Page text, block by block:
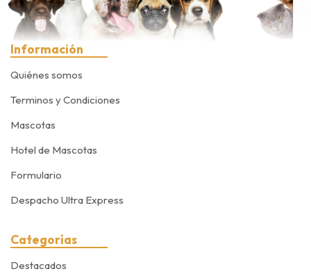
Información
Quiénes somos
Terminos y Condiciones
Mascotas
Hotel de Mascotas
Formulario
Despacho Ultra Express
Categorías
Destacados